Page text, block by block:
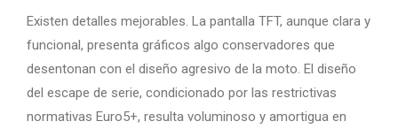
Existen detalles mejorables. La pantalla TFT, aunque clara y
funcional, presenta gráficos algo conservadores que
desentonan con el diseño agresivo de la moto. El diseño
del escape de serie, condicionado por las restrictivas
normativas Euro5+, resulta voluminoso y amortigua en